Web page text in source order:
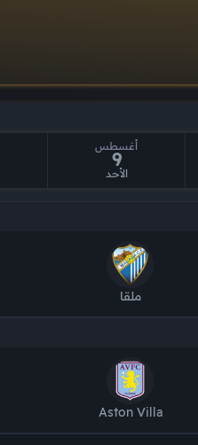
أغسطس
9
الأحد
ملقا
Aston Villa